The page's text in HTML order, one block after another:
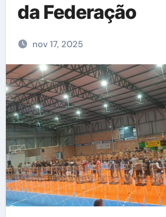
da Federação
nov 17, 2025